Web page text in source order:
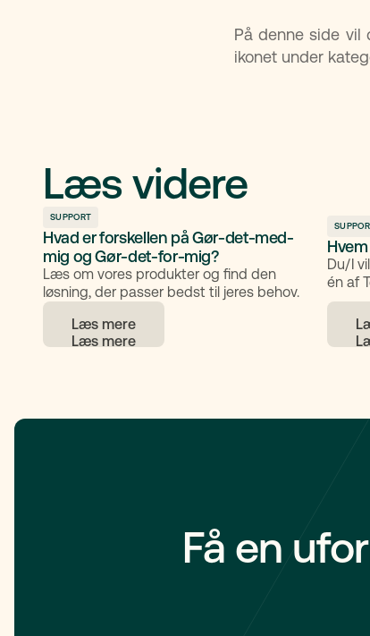
På denne side vil
ikonet under
Læs videre
SUPPORT
Hvad er forskellen på Gør-det-med-
mig og Gør-det-for-mig?
Læs om vores produkter og find den
løsning, der passer bedst til jeres behov.
Læs mere
Du/I
én af
tager
dig/jer.
Få en